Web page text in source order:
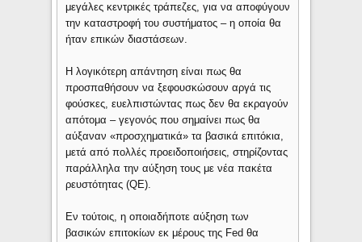
μεγάλες κεντρικές τράπεζες, για να αποφύγουν
την καταστροφή του συστήματος – η οποία θα
ήταν επικών διαστάσεων.
Η λογικότερη απάντηση είναι πως θα
προσπαθήσουν να ξεφουσκώσουν αργά τις
φούσκες, ευελπιστώντας πως δεν θα εκραγούν
απότομα – γεγονός που σημαίνει πως θα
αύξαναν «προσχηματικά» τα βασικά επιτόκια,
μετά από πολλές προειδοποιήσεις, στηρίζοντας
παράλληλα την αύξηση τους με νέα πακέτα
ρευστότητας (QE).
Εν τούτοις, η οποιαδήποτε αύξηση των
βασικών επιτοκίων εκ μέρους της Fed θα